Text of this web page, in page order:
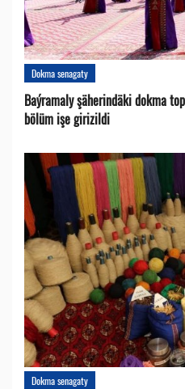
Dokma senagaty
Baýramaly şäherindäki dokma
bölüm işe girizildi
Dokma senagaty